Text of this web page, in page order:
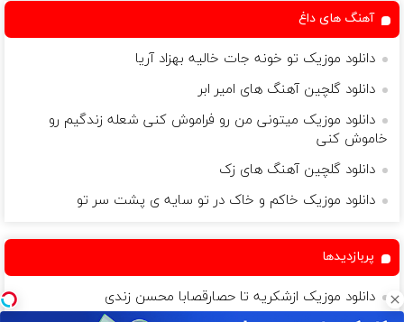
آهنگ های داغ
دانلود موزیک تو خونه جات خالیه بهزاد آریا
دانلود گلچین آهنگ های امیر ابر
دانلود موزیک میتونی من رو فراموش کنی شعله زندگیم رو
خاموش کنی
دانلود گلچین آهنگ های زک
دانلود موزیک خاکم و خاک در تو سایه ی پشت سر تو
پربازدیدها
دانلود موزیک ازشکریه تا حصارقصابا محسن زندی